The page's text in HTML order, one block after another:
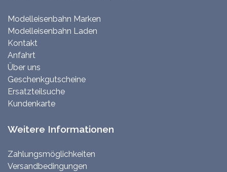
Modelleisenbahn Marken
Modelleisenbahn Laden
Kontakt
Anfahrt
Über uns
Geschenkgutscheine
Ersatzteilsuche
Kundenkarte
Weitere Informationen
Zahlungsmöglichkeiten
Versandbedingungen